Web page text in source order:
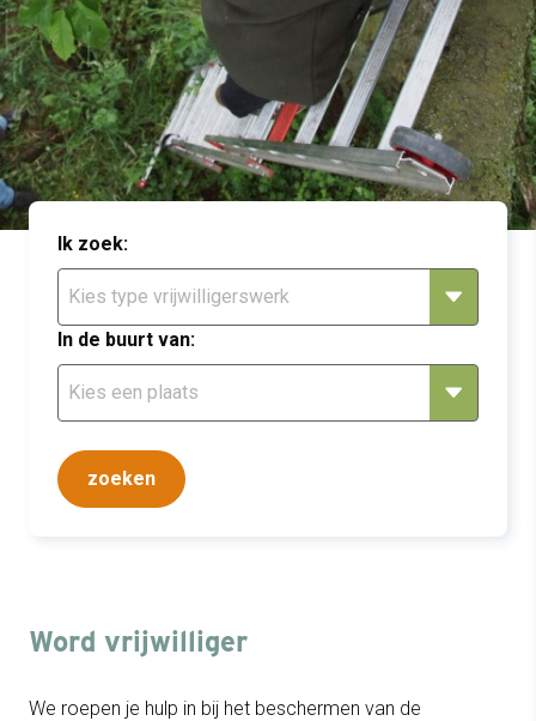
Ik zoek:
In de buurt van:
Word vrijwilliger
We roepen je hulp in bij het beschermen van de